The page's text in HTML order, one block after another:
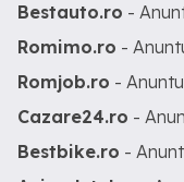
Bestauto.ro -
Romimo.ro -
Romjob.ro -
Cazare24.ro -
Bestbike.ro -